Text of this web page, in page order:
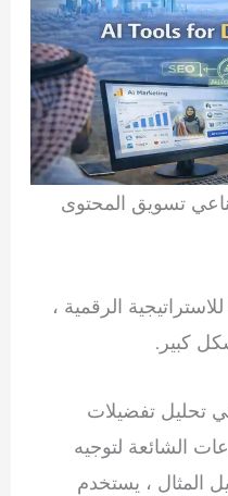
تسويق المحتوى
الرقمية ،
كبير.
تحليل تفضيلات
الشائعة لتوجيه
المثال ، يستخدم